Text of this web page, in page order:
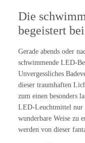
Die
begeistert
Gerade abends oder
schwimmende LED-
Unvergessliches
dieser traumhaften
zum einen besonders
LED-Leuchtmittel nur
wunderbare Weise zu
werden von dieser